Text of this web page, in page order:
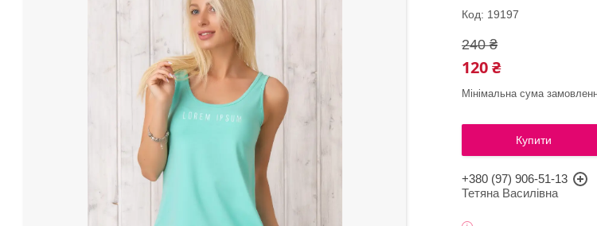
Код: 19197
240 ₴
120 ₴
Мінімальна сума
Купити
+380 (97) 906-51-13
Тетяна Василівна